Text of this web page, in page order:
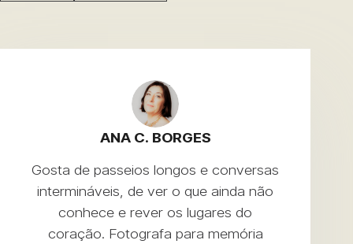
ANA C. BORGES
Gosta de passeios longos e conversas
intermináveis, de ver o que ainda não
conhece e rever os lugares do
coração. Fotografa para memória